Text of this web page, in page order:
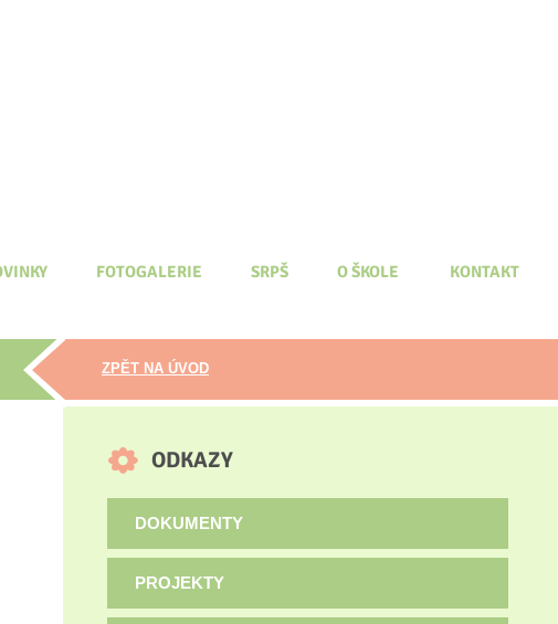
FOTOGALERIE SRPŠ O ŠKOLE KONTAKT
ZPĚT NA ÚVOD
ODKAZY
DOKUMENTY
PROJEKTY